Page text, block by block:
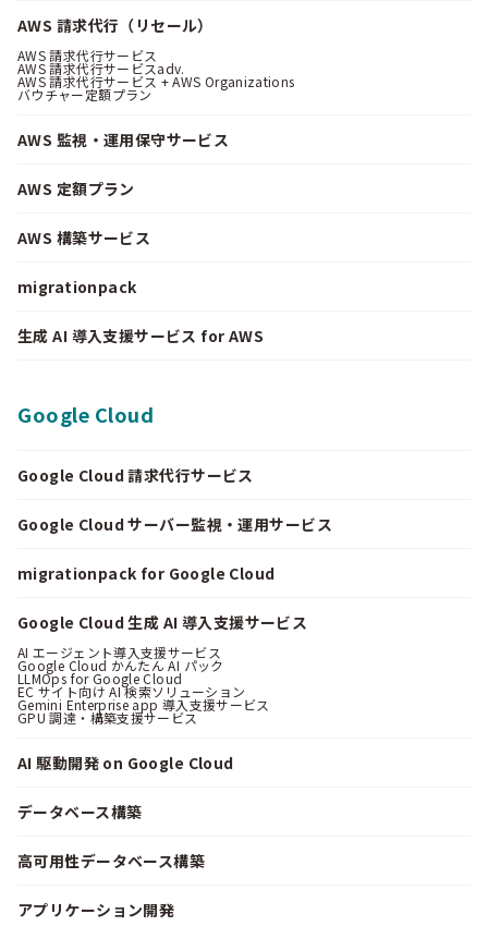
AWS 請求代行（リセール）
AWS 請求代行サービス
AWS 請求代行サービスadv.
AWS 請求代行サービス + AWS Organizations
バウチャー定額プラン
AWS 監視・運用保守サービス
AWS 定額プラン
AWS 構築サービス
migrationpack
生成 AI 導入支援サービス for AWS
Google Cloud
Google Cloud 請求代行サービス
Google Cloud サーバー監視・運用サービス
migrationpack for Google Cloud
Google Cloud 生成 AI 導入支援サービス
AI エージェント導入支援サービス
Google Cloud かんたん AI パック
LLMOps for Google Cloud
EC サイト向け AI 検索ソリューション
Gemini Enterprise app 導入支援サービス
GPU 調達・構築支援サービス
AI 駆動開発 on Google Cloud
データベース構築
高可用性データベース構築
アプリケーション開発